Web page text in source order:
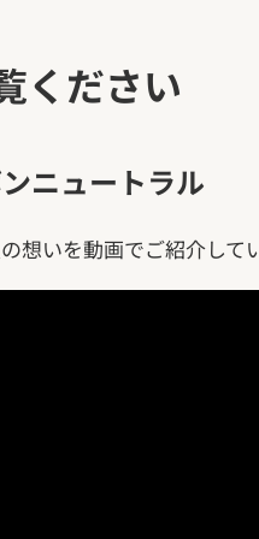
ください
ニュートラル
想いを動画でご紹介して